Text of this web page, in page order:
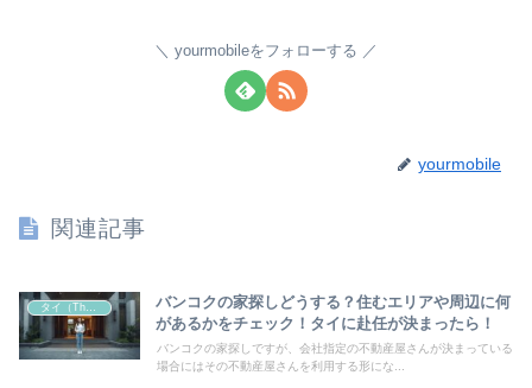
yourmobileをフォローする
yourmobile
関連記事
タイ（Thailand）
バンコクの家探しどうする？住むエリアや周辺に何
があるかをチェック！タイに赴任が決まったら！
バンコクの家探しですが、会社指定の不動産屋さんが決まっている
場合にはその不動産屋さんを利用する形にな...